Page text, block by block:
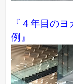
『４年目の
例』